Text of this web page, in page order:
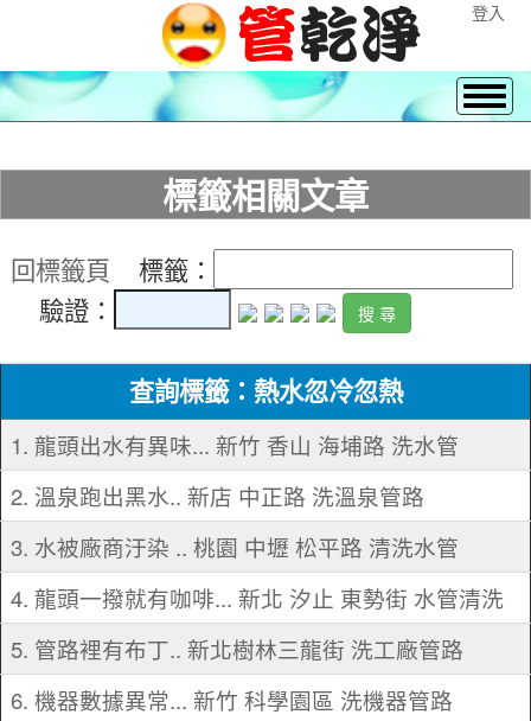
登入
標籤相關文章
回標籤頁 標籤：
驗證：
查詢標籤：熱水忽冷忽熱
1. 龍頭出水有異味... 新竹 香山 海埔路 洗水管
2. 溫泉跑出黑水.. 新店 中正路 洗溫泉管路
3. 水被廠商汙染 .. 桃園 中壢 松平路 清洗水管
4. 龍頭一撥就有咖啡... 新北 汐止 東勢街 水管清洗
5. 管路裡有布丁.. 新北樹林三龍街 洗工廠管路
6. 機器數據異常... 新竹 科學園區 洗機器管路